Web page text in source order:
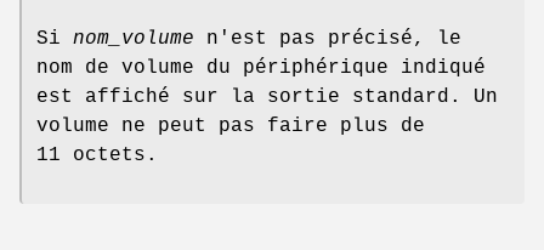
Si nom_volume n'est pas précisé, le
nom de volume du périphérique indiqué
est affiché sur la sortie standard. Un
volume ne peut pas faire plus de
11 octets.